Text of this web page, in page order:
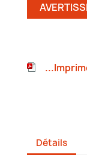
Détails